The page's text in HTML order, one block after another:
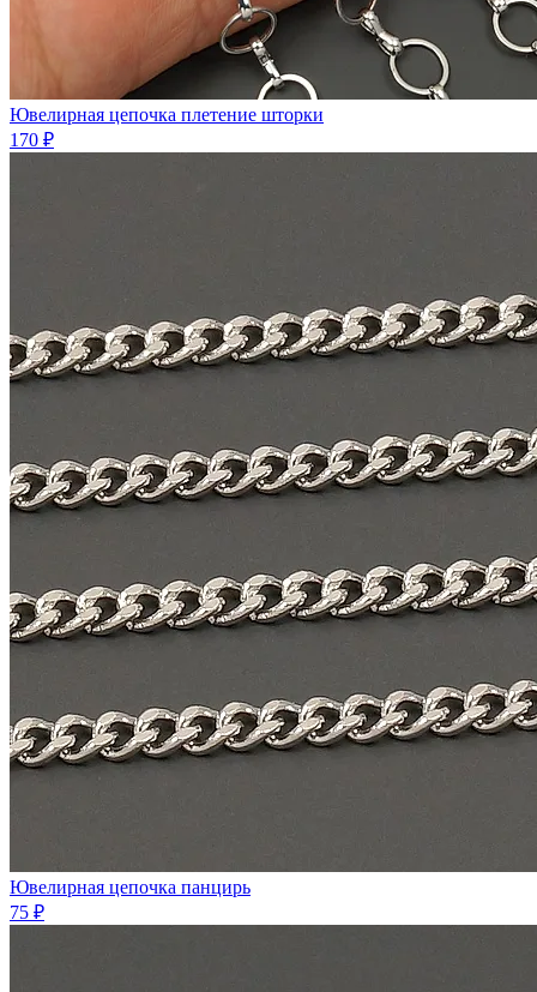
Ювелирная цепочка плетение шторки
170 ₽
Ювелирная цепочка панцирь
75 ₽